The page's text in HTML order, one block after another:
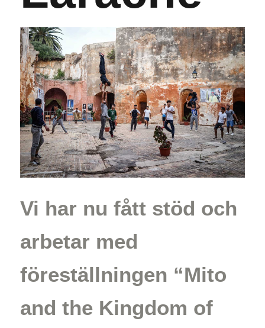
Vi har nu fått stöd och
arbetar med
föreställningen “Mito
and the Kingdom of